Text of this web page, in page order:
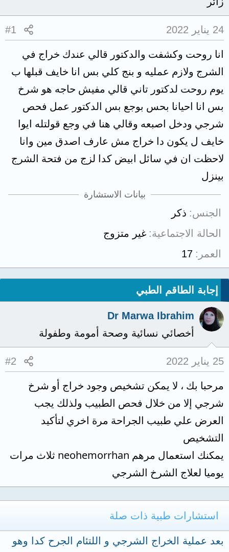
24 يناير 2022 #1
انا روحت وكشفت والدكتور قالي عندك خراج في
الشرج ولازم عمليه و بنج كلي بس انا خايف قبلها ب
يوم روحت لدكتور تاني قالي مفيش حاجه هو شرخ
بس انا احيانا بحس بوجع بس الدكتور عمل فحص
شرجي ودخل اصبعه وقالي هنا في وجع قولتله ايوا
خايف ل يكون دا خراج مش عارف اصدق مين وانا
لاحظت ان في سائل ابيض كدا لزج من فتحة الشرج
بينزل
بيانات الاستشارة
الجنس ذكر
الحالة الاجتماعية غير متزوج
العمر
17
إجابة الطاقم الطبي
Dr Marwa Ibrahim
أخصائي نسائية وصحة أمومة وطفولة
25 يناير 2022 #2
مرحبا بك ، لا يمكن تشخيص وجود خراج أو شرخ
شرجي إلا من خلال فحص الطبيب ولذلك يجب
العرض علي طبيب الجراحة مرة اخري لتأكيد
التشخيص
يمكنك استعمال مرهم neohemorrhan ثلاث مرات
يوميا لعلاج الشرخ الشرجي
استشارات طبية ذات صلة
بعد عملية الخراج الشرجي و اللتئام الجرح كدا وهو